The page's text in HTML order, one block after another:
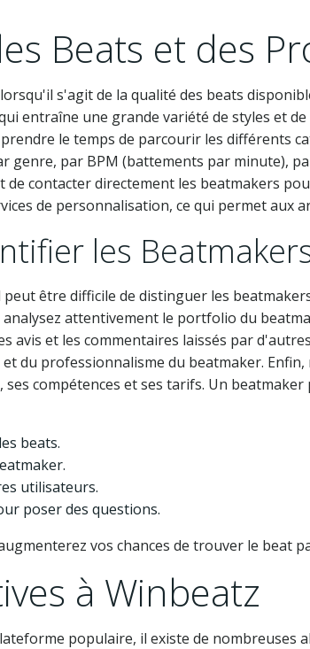
Beats et des
s'agit de la qualité des beats
entraîne une grande variété de styles et
le temps de parcourir les différents
genre, par BPM (battements par minute),
contacter directement les beatmakers
de personnalisation, ce qui permet aux
les
peut être difficile de distinguer les
attentivement le portfolio du
avis et les commentaires laissés par
du professionnalisme du beatmaker.
compétences et ses tarifs. Un
beats.
utilisateurs.
poser des questions.
vos chances de trouver le beat
à Winbeatz
populaire, il existe de